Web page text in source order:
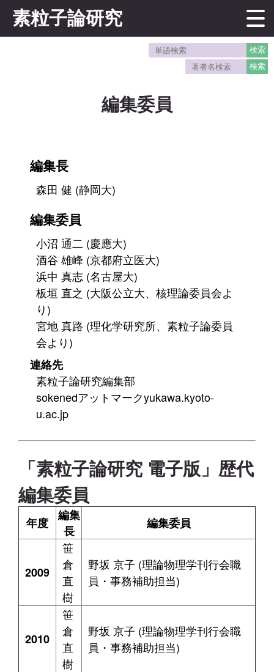
素粒子論研究
編集委員
編集長
森田 健 (静岡大)
編集委員
小沼 通二 (慶應大)
酒谷 雄峰 (京都府立医大)
浜中 真志 (名古屋大)
板垣 直之 (大阪公立大、核理論委員会よ
り)
宮地 真路 (理化学研究所、素粒子論委員
会より)
連絡先
素粒子論研究編集部
sokenedアットマークyukawa.kyoto-
u.ac.jp
「素粒子論研究 電子版」歴代
編集委員
年度
編集
長
編集委員
2009
笹
倉
直
樹
野坂 京子 (理論物理学刊行会職
員・事務補助担当)
2010
笹
倉
直
樹
野坂 京子 (理論物理学刊行会職
員・事務補助担当)